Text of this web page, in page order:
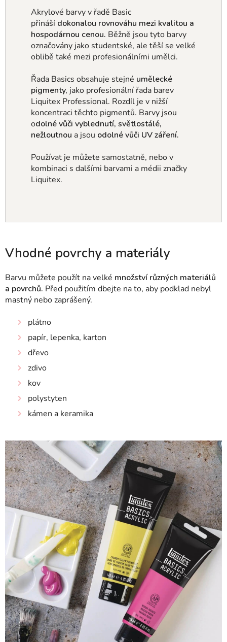
Akrylové barvy v řadě Basic
přináší dokonalou rovnováhu mezi kvalitou a
hospodárnou cenou. Běžně jsou tyto barvy
označovány jako studentské, ale těší se velké
oblibě také mezi profesionálními umělci.
Řada Basics obsahuje stejné umělecké
pigmenty, jako profesionální řada barev
Liquitex Professional. Rozdíl je v nižší
koncentraci těchto pigmentů. Barvy jsou
odolné vůči vyblednutí, světlostálé,
nežloutnou a jsou odolné vůči UV záření.
Používat je můžete samostatně, nebo v
kombinaci s dalšími barvami a médii značky
Liquitex.
Vhodné povrchy a materiály
Barvu můžete použít na velké množství různých materiálů
a povrchů. Před použitím dbejte na to, aby podklad nebyl
mastný nebo zaprášený.
plátno
papír, lepenka, karton
dřevo
zdivo
kov
polystyten
kámen a keramika